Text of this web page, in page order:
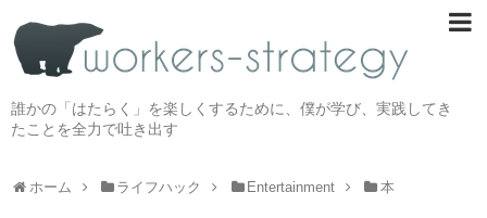
誰かの「はたらく」を楽しくするために、僕が学び、実践してき
たことを全力で吐き出す
ホーム ライフハック Entertainment 本